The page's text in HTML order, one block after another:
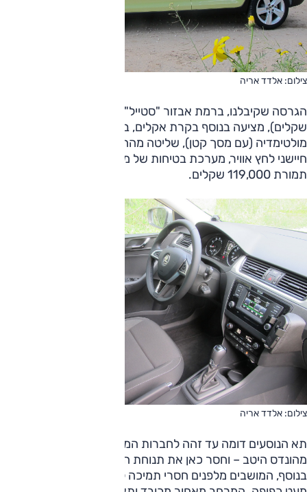
צילום: אלדד אריה
שקלים), מציעה בנוסף בקרת אקלים, בקרת שיוט, מערך
מולטימדיה (עם מסך קטן), שליטה מההגה על מערכת השמע,
חיישני לחץ אוויר, מערכת בטיחות של מובילאיי ועוד כמה. שלכם
תמורת 119,000 שקלים.
צילום: אלדד אריה
תא הנוסעים דומה עד זהה לחברות המשפחה. איכותי, שמרני,
מהונדס היטב – וחסר כאן את תנוחת הנהיגה של רכב פנאי.
בנוסף, המושבים מלפנים חסרי תמיכה לגב תחתון וכופים תנוחה